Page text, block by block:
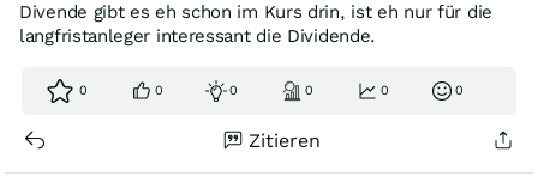
Divende gibt es eh schon im Kurs drin, ist eh nur für die
langfristanleger interessant die Dividende.
0 0 0 0 0 0
Zitieren